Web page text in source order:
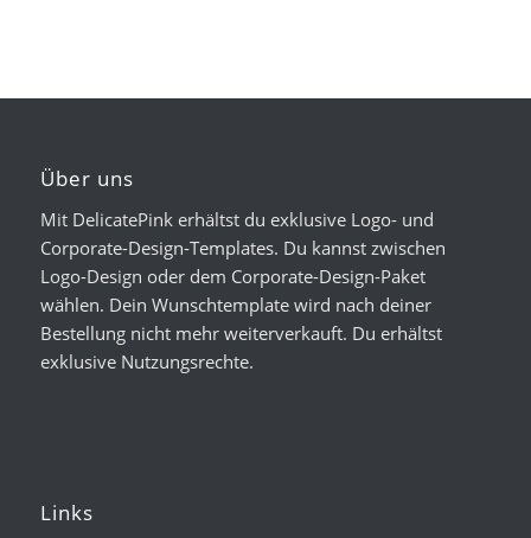
Über uns
Mit DelicatePink erhältst du exklusive Logo- und
Corporate-Design-Templates. Du kannst zwischen
Logo-Design oder dem Corporate-Design-Paket
wählen. Dein Wunschtemplate wird nach deiner
Bestellung nicht mehr weiterverkauft. Du erhältst
exklusive Nutzungsrechte.
Links